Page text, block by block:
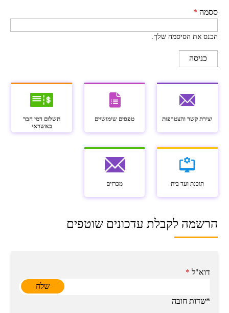
ססמה *
הכנס את הסיסמה שלך.
יצירת קשר והצטרפות טפסים שימושיים
תשלום דמי חבר
באשראי
תוכנת ועד בית מכרזים
הרשמה לקבלת עדכונים שוטפים
דוא"ל *
*שדות חובה